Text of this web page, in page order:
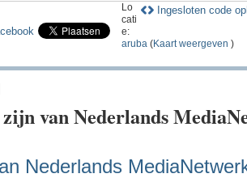
Ingesloten code
Lo
cati
e:
aruba (Kaart weergeven )
van Nederlands
Nederlands